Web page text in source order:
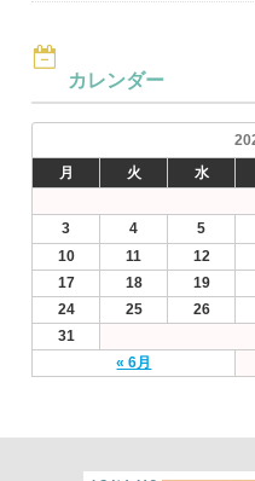
カレンダー
月
火 水
« 6月
3
4 5
10
11 12
17
18 19
24
25 26
31